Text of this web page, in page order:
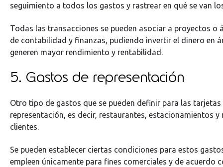
seguimiento a todos los gastos y rastrear en qué se van
Todas las transacciones se pueden asociar a proyectos o
de contabilidad y finanzas, pudiendo invertir el dinero en
generen mayor rendimiento y rentabilidad.
5. Gastos de representación
Otro tipo de gastos que se pueden definir para las
representación, es decir, restaurantes, estacionamientos
clientes.
Se pueden establecer ciertas condiciones para estos
empleen únicamente para fines comerciales y de acuerdo